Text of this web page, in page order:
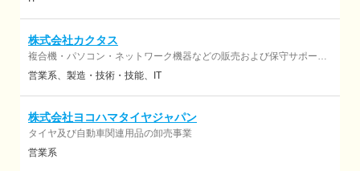
品の研究・開発、販売、保守
株式会社カクタス
複合機・パソコン・ネットワーク機器などの販売および保守サポート
地域企業のお客様を中心に複合機や パソコン、電話、ネットワーク、
化、安心して働ける職場づくりを支援しています。
営業系 製造・技術・技能 IT
株式会社ヨコハマタイヤジャパン
タイヤ及び自動車関連用品の卸売事業
営業系